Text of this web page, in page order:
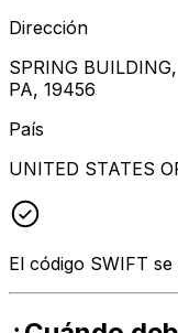
Dirección
SPRING
PA, 19456
País
UNITED STATES
El código SWIFT